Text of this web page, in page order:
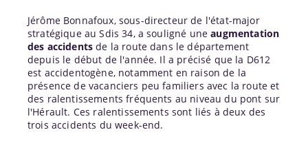
Jérôme Bonnafoux, sous-directeur de l'état-major
stratégique au Sdis 34, a souligné uneaugmentation
des accidents de la route dans le département
depuis le début de l'année. Il a précisé que la D612
est accidentogène, notamment en raison de la
présence de vacanciers peu familiers avec la route et
des ralentissements fréquents au niveau du pont sur
l'Hérault. Ces ralentissements sont liés à deux des
trois accidents du week-end.